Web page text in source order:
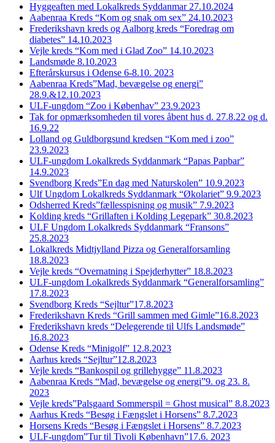
Hyggeaften med Lokalkreds Syddanmar 27.10.2024
Aabenraa Kreds “Kom og snak om sex” 24.10.2023
Frederikshavn kreds og Aalborg kreds “Foredrag om
diabetes” 14.10.2023
Vejle kreds “Kom med i Glad Zoo” 14.10.2023
Landsmøde 8.10.2023
Efterårskursus i Odense 6-8.10. 2023
Aabenraa Kreds”Mad, bevægelse og energi”
28.9.&12.10.2023
ULF-ungdom “Zoo i Københav” 23.9.2023
Tak for opmærksomheden til vores åbent hus d. 27.8.22 og d.
16.9.22
Lolland og Guldborgsund kredsen “Kom med i zoo”
23.9.2023
ULF-ungdom Lokalkreds Syddanmark “Papas Papbar”
14.9.2023
Svendborg Kreds”En dag med Naturskolen” 10.9.2023
Ulf Ungdom Lokalkreds Syddanmark “Økolariet” 9.9.2023
Odsherred Kreds”fællesspisning og musik” 7.9.2023
Kolding kreds “Grillaften i Kolding Legepark” 30.8.2023
ULF Ungdom Lokalkreds Syddanmark “Fransons”
25.8.2023
Lokalkreds Midtjylland Pizza og Generalforsamling
18.8.2023
Vejle kreds “Overnatning i Spejderhytter” 18.8.2023
ULF-ungdom Lokalkreds Syddanmark “Generalforsamling”
17.8.2023
Svendborg Kreds “Sejltur”17.8.2023
Frederikshavn Kreds “Grill sammen med Gimle”16.8.2023
Frederikshavn kreds “Delegerende til Ulfs Landsmøde”
16.8.2023
Odense Kreds “Minigolf” 12.8.2023
Aarhus kreds “Sejltur”12.8.2023
Vejle kreds “Bankospil og grillehygge” 11.8.2023
Aabenraa Kreds “Mad, bevægelse og energi”9. og 23. 8.
2023
Vejle kreds”Palsgaard Sommerspil = Ghost musical” 8.8.2023
Aarhus Kreds “Besøg i Fængslet i Horsens” 8.7.2023
Horsens Kreds “Besøg i Fængslet i Horsens” 8.7.2023
ULF-ungdom”Tur til Tivoli København”17.6. 2023